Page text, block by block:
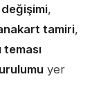
,
tamiri,
teması
yer